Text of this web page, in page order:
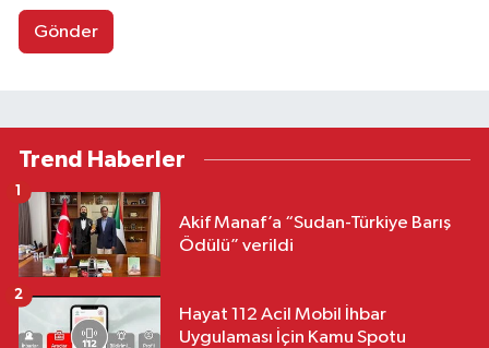
Gönder
Trend Haberler
Akif Manaf’a “Sudan-Türkiye Barış
Ödülü” verildi
1
Hayat 112 Acil Mobil İhbar
Uygulaması İçin Kamu Spotu
2